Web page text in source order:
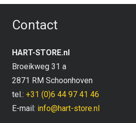
Contact
HART-STORE.nl
Broeikweg 31 a
2871 RM Schoonhoven
tel.: +31 (0)6 44 97 41 46
E-mail: info@hart-store.nl